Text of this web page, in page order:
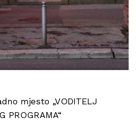
mjesto „VODITELJ
PROGRAMA“